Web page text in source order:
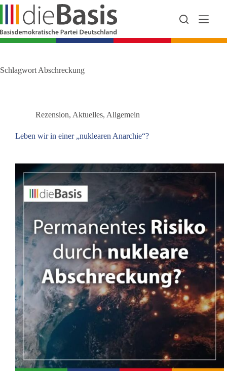
Zum
springen
Schlagwort Abschreckung
Rezension, Aktuelles, Allgemein
Leben wir in einer „nuklearen Anarchie“?